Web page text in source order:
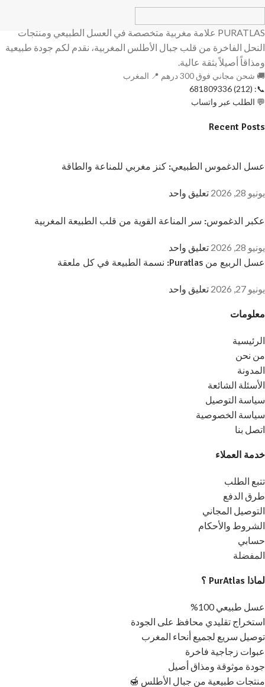
PURATLAS علامة مغربية متخصصة في العسل الطبيعي ومنتجات
النحل الفاخرة من قلب جبال الأطلس المغربية، نقدم لكم جودة طبيعية
ومذاقاً أصيلاً بثقة عالية.
🚚 شحن مجاني فوق 300 درهم 📍 المغرب
📞: (212) 681809336
💬 الطلب عبر واتساب
Recent Posts
عسل الدغموس الطبيعي: كنز مغربي للمناعة والطاقة
يونيو 28, 2026 تعليق واحد
عكبر الدغموس: سر المناعة القوية من قلب الطبيعة المغربية
يونيو 28, 2026 تعليق واحد
عسل الربيع من Puratlas: نسمة الطبيعة في كل ملعقة
يونيو 27, 2026 تعليق واحد
معلومات
الرئيسية
من نحن
المدونة
الأسئلة الشائعة
سياسة التوصيل
سياسة الخصوصية
اتصل بنا
خدمة العملاء
تتبع الطلب
طرق الدفع
التوصيل المجاني
الشروط والأحكام
حسابي
المفضلة
لماذا PurAtlas ؟
عسل طبيعي 100%
استخراج تقليدي محافظ على الجودة
توصيل سريع لجميع أنحاء المغرب
عبوات زجاجية فاخرة
جودة موثوقة ومذاق أصيل
منتجات طبيعية من جبال الأطلس 🍯